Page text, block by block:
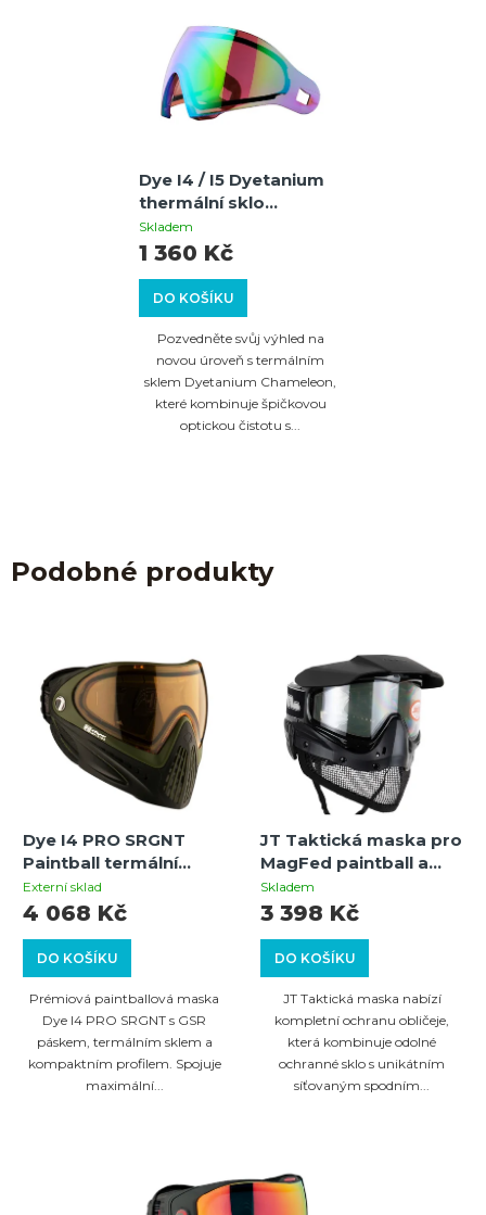
Dye I4 / I5 Dyetanium
thermální sklo
(chameleon) – náhradní
sklo
Skladem
DO KOŠÍKU
1 360 Kč
Pozvedněte svůj výhled na
novou úroveň s termálním
sklem Dyetanium Chameleon,
které kombinuje špičkovou
optickou čistotu s...
Podobné produkty
Dye I4 PRO SRGNT
Paintball termální
maska (černá/olivová)
Externí sklad
DO KOŠÍKU
4 068 Kč
Prémiová paintballová maska
Dye I4 PRO SRGNT s GSR
páskem, termálním sklem a
kompaktním profilem. Spojuje
maximální...
JT Taktická maska pro
MagFed paintball a
airsoft (černá) – síťová
ochrana dolní části
Skladem
DO KOŠÍKU
3 398 Kč
JT Taktická maska nabízí
kompletní ochranu obličeje,
která kombinuje odolné
ochranné sklo s unikátním
síťovaným spodním...